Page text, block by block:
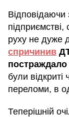
Відповідаючи
руху не дуже
спричинив
постраждало
були
переломи, в
Теперішній